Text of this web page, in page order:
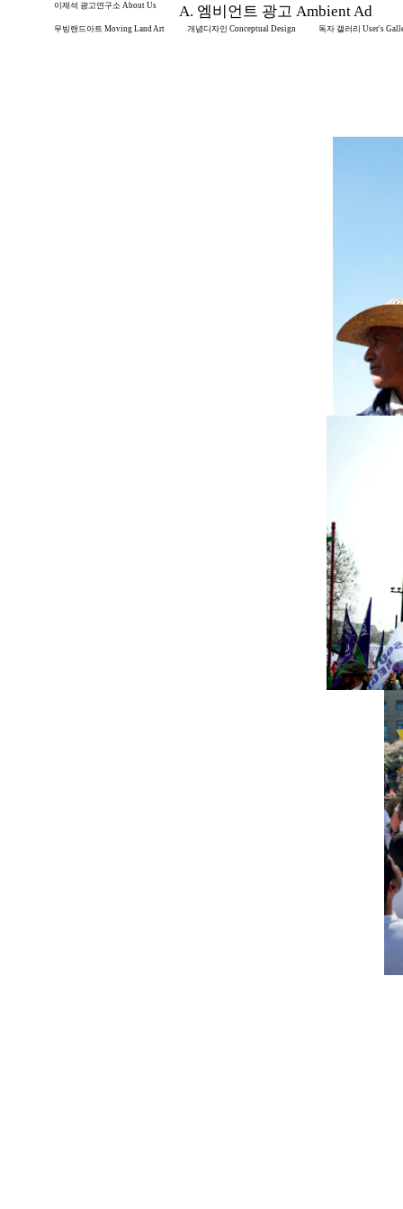
이제석 광고연구소 About Us A. 엠비언트 광고 Ambient Ad
무빙랜드아트 Moving Land Art 개념디자인 Conceptual Design 독자 갤러리 User's